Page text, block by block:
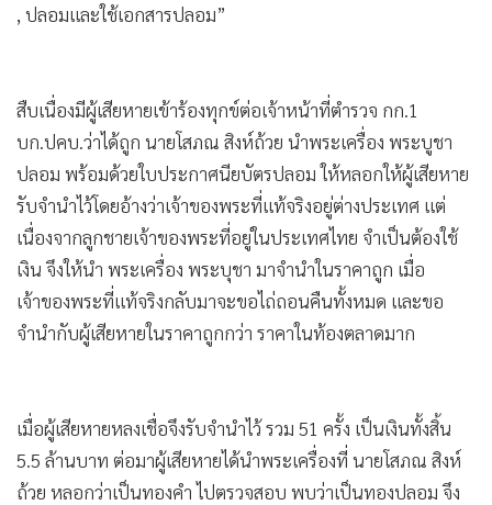
, ปลอมและใช้เอกสารปลอม”
สืบเนื่องมีผู้เสียหายเข้าร้องทุกข์ต่อเจ้าหน้าที่ตำรวจ กก.1
บก.ปคบ.ว่าได้ถูก นายโสภณ สิงห์ถ้วย นำพระเครื่อง พระบูชา
ปลอม พร้อมด้วยใบประกาศนียบัตรปลอม ให้หลอกให้ผู้เสียหาย
รับจำนำไว้โดยอ้างว่าเจ้าของพระที่แท้จริงอยู่ต่างประเทศ แต่
เนื่องจากลูกชายเจ้าของพระที่อยู่ในประเทศไทย จำเป็นต้องใช้
เงิน จึงให้นำ พระเครื่อง พระบุชา มาจำนำในราคาถูก เมื่อ
เจ้าของพระที่แท้จริงกลับมาจะขอไถ่ถอนคืนทั้งหมด และขอ
จำนำกับผู้เสียหายในราคาถูกกว่า ราคาในท้องตลาดมาก
เมื่อผู้เสียหายหลงเชื่อจึงรับจำนำไว้ รวม 51 ครั้ง เป็นเงินทั้งสิ้น
5.5 ล้านบาท ต่อมาผู้เสียหายได้นำพระเครื่องที่ นายโสภณ สิงห์
ถ้วย หลอกว่าเป็นทองคำ ไปตรวจสอบ พบว่าเป็นทองปลอม จึง